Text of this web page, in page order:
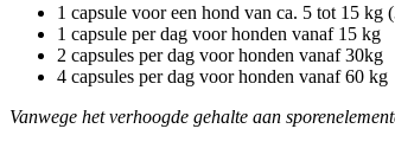
1 capsule voor een hond van ca. 5 tot 15 kg
1 capsule per dag voor honden vanaf 15 kg
2 capsules per dag voor honden vanaf 30kg
4 capsules per dag voor honden vanaf 60 kg
Vanwege het verhoogde gehalte aan